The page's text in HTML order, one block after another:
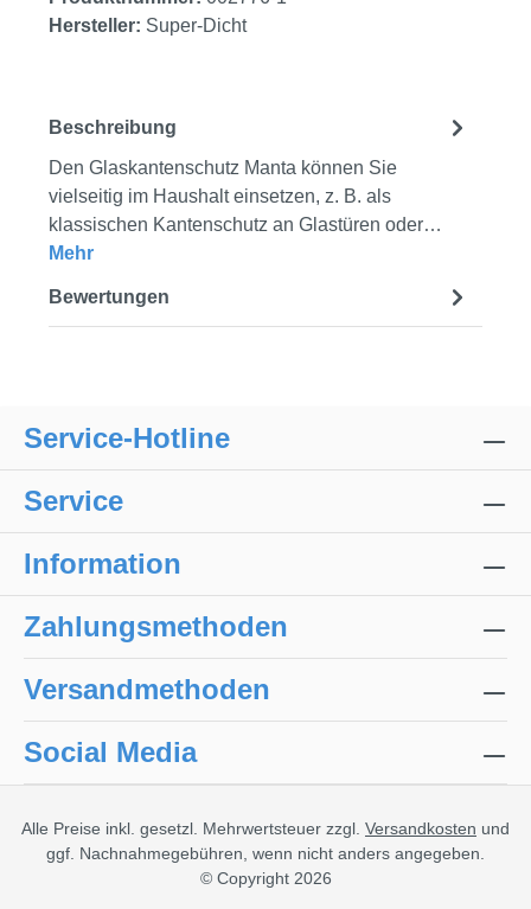
Hersteller: Super-Dicht
Beschreibung
Den Glaskantenschutz Manta können Sie
vielseitig im Haushalt einsetzen, z. B. als
klassischen Kantenschutz an Glastüren oder…
Mehr
Bewertungen
Service-Hotline
Service
Information
Zahlungsmethoden
Versandmethoden
Social Media
Alle Preise inkl. gesetzl. Mehrwertsteuer zzgl. Versandkosten und
ggf. Nachnahmegebühren, wenn nicht anders angegeben.
© Copyright 2026